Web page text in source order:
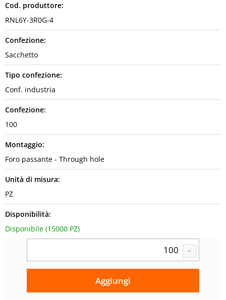
Cod. produttore:
RNL6Y-3R0G-4
Confezione:
Sacchetto
Tipo confezione:
Conf. industria
Confezione:
100
Montaggio:
Foro passante - Through hole
Unità di misura:
PZ
Disponibilità:
Disponibile (15000 PZ)